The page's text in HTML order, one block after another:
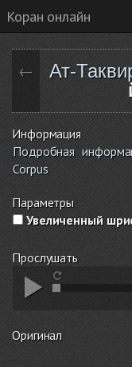
Коран онлайн
← Ат-
Информация
Подробная
Corpus
Параметры
Увеличенный
Прослушать
Оригинал